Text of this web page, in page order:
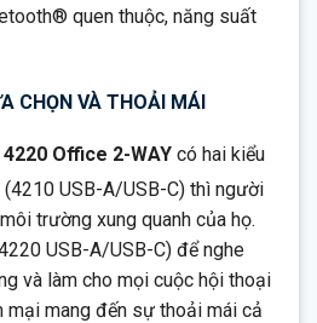
quen thuộc, năng suất
CHỌN VÀ THOẢI MÁI
Office 2-WAY có hai kiểu
USB-A/USB-C) thì người
trường xung quanh của họ.
USB-A/USB-C) để nghe
và làm cho mọi cuộc hội thoại
mại mang đến sự thoải mái cả